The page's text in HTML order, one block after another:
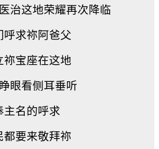
治这地荣耀再次降临
呼求祢阿爸父
祢宝座在这地
眼看侧耳垂听
主名的呼求
都要来敬拜祢